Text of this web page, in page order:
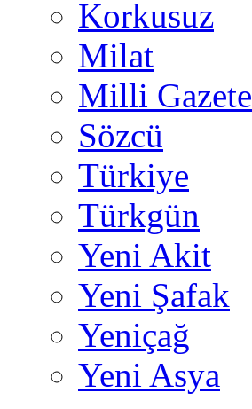
Korkusuz
Milat
Milli Gazete
Sözcü
Türkiye
Türkgün
Yeni Akit
Yeni Şafak
Yeniçağ
Yeni Asya